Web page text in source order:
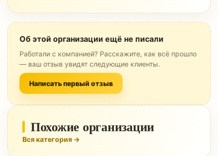
Об этой организации ещё не писали
Работали с компанией? Расскажите, как всё прошло
— ваш отзыв увидят следующие клиенты.
Написать первый отзыв
Похожие организации
Вся категория →